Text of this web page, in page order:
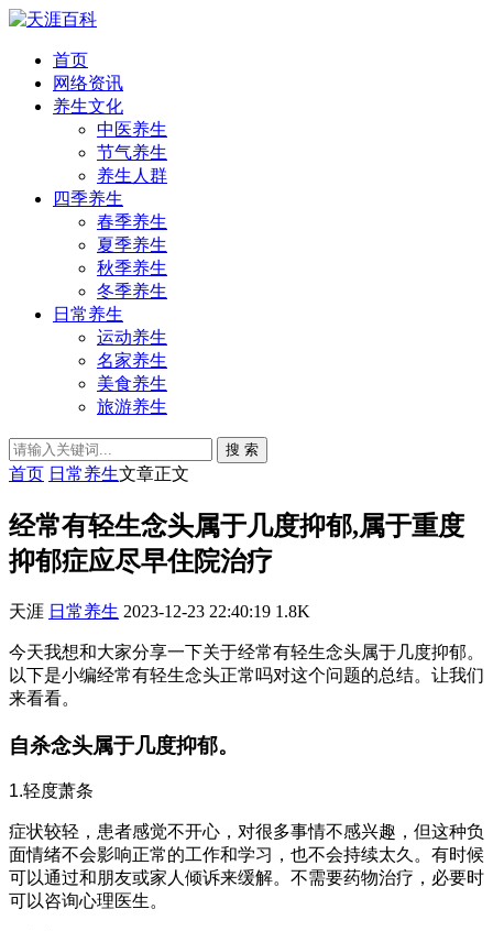
首页
网络资讯
养生文化
中医养生
节气养生
养生人群
四季养生
春季养生
夏季养生
秋季养生
冬季养生
日常养生
运动养生
名家养生
美食养生
旅游养生
搜 索
首页 日常养生文章正文
经常有轻生念头属于几度抑郁,属于重度
抑郁症应尽早住院治疗
天涯 日常养生 2023-12-23 22:40:19 1.8K
今天我想和大家分享一下关于经常有轻生念头属于几度抑郁。
以下是小编经常有轻生念头正常吗对这个问题的总结。让我们
来看看。
自杀念头属于几度抑郁。
1.轻度萧条
症状较轻，患者感觉不开心，对很多事情不感兴趣，但这种负
面情绪不会影响正常的工作和学习，也不会持续太久。有时候
可以通过和朋友或家人倾诉来缓解。不需要药物治疗，必要时
可以咨询心理医生。